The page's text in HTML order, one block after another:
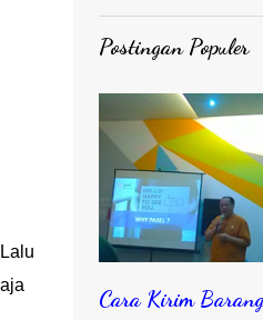
Postingan Populer
Cara Kirim